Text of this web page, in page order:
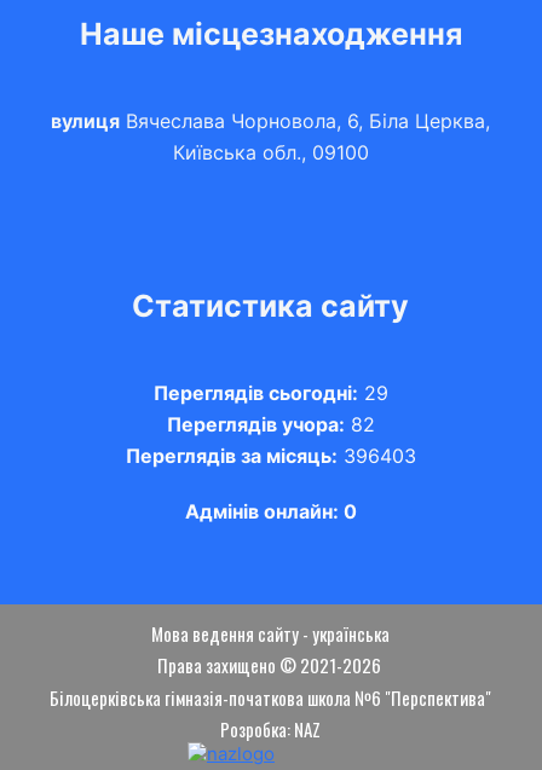
Наше місцезнаходження
вулиця Вячеслава Чорновола, 6, Біла Церква,
Київська обл., 09100
Статистика сайту
Переглядів сьогодні: 29
Переглядів учора: 82
Переглядів за місяць: 396403
Адмінів онлайн: 0
Мова ведення сайту - українська
Права захищено © 2021-2026
Білоцерківська гімназія-початкова школа №6 "Перспектива"
Розробка: NAZ